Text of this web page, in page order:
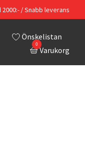
/ Snabb leverans
Önskelistan
0
Varukorg